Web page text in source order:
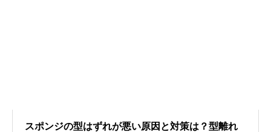
スポンジの型はずれが悪い原因と対策は？型離れ